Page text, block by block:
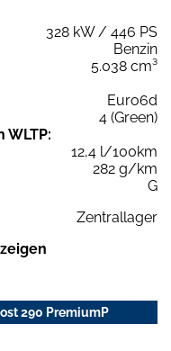
328 kW / 446 PS
Benzin
5.038 cm³
Euro6d
4 (Green)
WLTP:
12,4 l/100km
282 g/km
G
Zentrallager
290 PremiumP